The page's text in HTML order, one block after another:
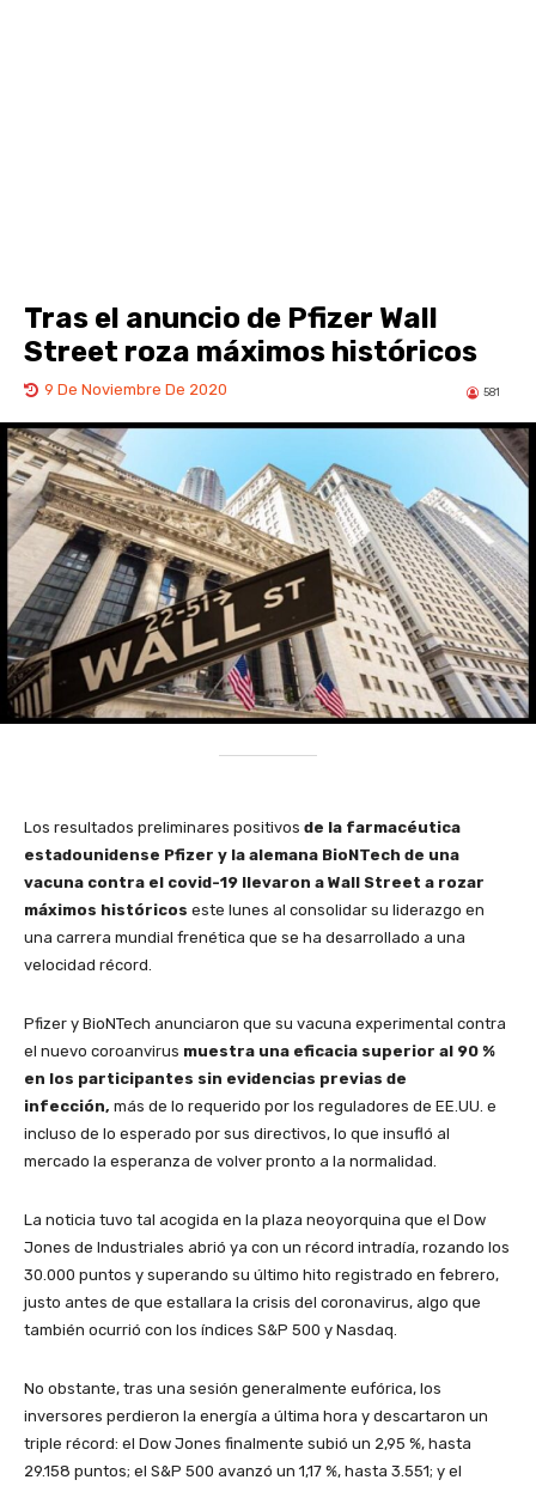
Tras el anuncio de Pfizer Wall
Street roza máximos históricos
9 De Noviembre De 2020 581
Los resultados preliminares positivos de la farmacéutica
estadounidense Pfizer y la alemana BioNTech de una
vacuna contra el covid-19 llevaron a Wall Street a rozar
máximos históricos este lunes al consolidar su liderazgo en
una carrera mundial frenética que se ha desarrollado a una
velocidad récord.
Pfizer y BioNTech anunciaron que su vacuna experimental contra
el nuevo coroanvirus muestra una eficacia superior al 90 %
en los participantes sin evidencias previas de
infección, más de lo requerido por los reguladores de EE.UU. e
incluso de lo esperado por sus directivos, lo que insufló al
mercado la esperanza de volver pronto a la normalidad.
La noticia tuvo tal acogida en la plaza neoyorquina que el Dow
Jones de Industriales abrió ya con un récord intradía, rozando los
30.000 puntos y superando su último hito registrado en febrero,
justo antes de que estallara la crisis del coronavirus, algo que
también ocurrió con los índices S&P 500 y Nasdaq.
No obstante, tras una sesión generalmente eufórica, los
inversores perdieron la energía a última hora y descartaron un
triple récord: el Dow Jones finalmente subió un 2,95 %, hasta
29.158 puntos; el S&P 500 avanzó un 1,17 %, hasta 3.551; y el